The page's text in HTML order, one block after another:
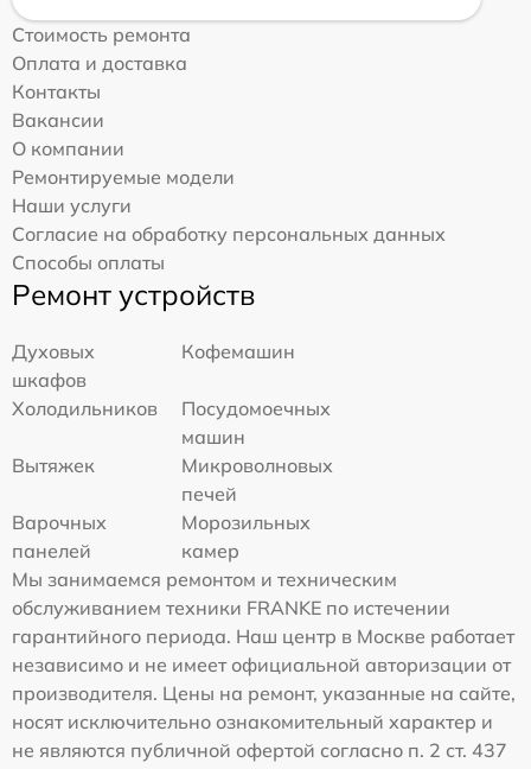
Стоимость ремонта
Оплата и доставка
Контакты
Вакансии
О компании
Ремонтируемые модели
Наши услуги
Согласие на обработку персональных данных
Способы оплаты
Ремонт устройств
Духовых
шкафов
Кофемашин
Холодильников
Посудомоечных
машин
Вытяжек
Микроволновых
печей
Варочных
панелей
Морозильных
камер
Мы занимаемся ремонтом и техническим
обслуживанием техники FRANKE по истечении
гарантийного периода. Наш центр в Москве работает
независимо и не имеет официальной авторизации от
производителя. Цены на ремонт, указанные на сайте,
носят исключительно ознакомительный характер и
не являются публичной офертой согласно п. 2 ст. 437